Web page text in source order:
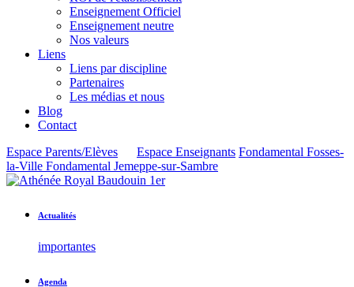
Enseignement Officiel
Enseignement neutre
Nos valeurs
Liens
Liens par discipline
Partenaires
Les médias et nous
Blog
Contact
Espace Parents/Elèves
Espace Enseignants Fondamental Fosses-
la-Ville Fondamental Jemeppe-sur-Sambre
Actualités
importantes
Agenda